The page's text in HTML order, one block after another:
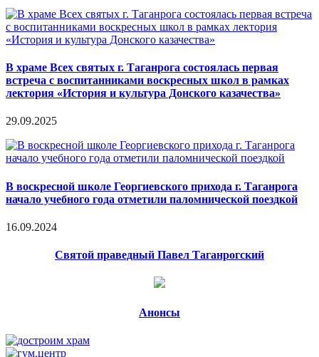
В храме Всех святых г. Таганрога состоялась первая
встреча с воспитанниками воскресных школ в рамках
лектория «История и культура Донского казачества»
29.09.2025
В воскресной школе Георгиевского прихода г. Таганрога
начало учебного года отметили паломнической поездкой
16.09.2024
Святой праведный Павел Таганрогский
Анонсы